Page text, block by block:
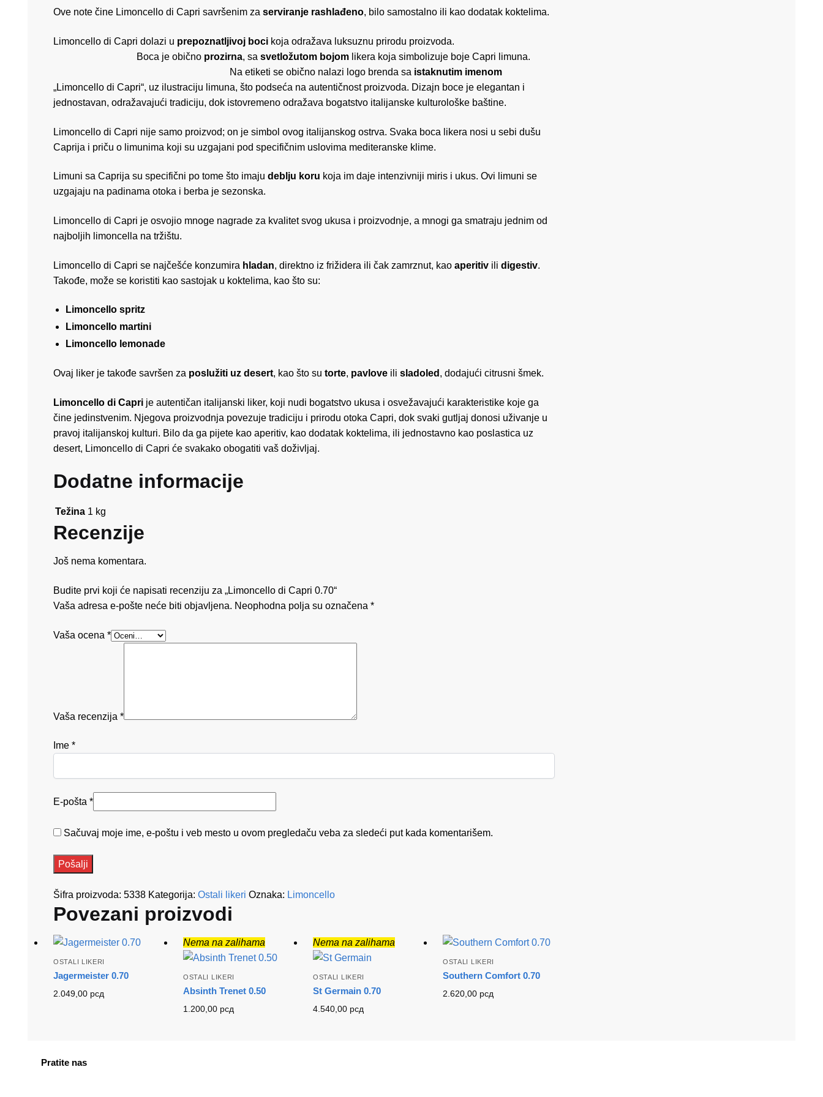
Ove note čine Limoncello di Capri savršenim za serviranje rashlađeno, bilo samostalno ili kao dodatak koktelima.
Limoncello di Capri dolazi u prepoznatljivoj boci koja odražava luksuznu prirodu proizvoda.
Boca je obično prozirna, sa svetložutom bojom likera koja simbolizuje boje Capri limuna.
Na etiketi se obično nalazi logo brenda sa istaknutim imenom
„Limoncello di Capri“, uz ilustraciju limuna, što podseća na autentičnost proizvoda. Dizajn boce je elegantan i
jednostavan, odražavajući tradiciju, dok istovremeno odražava bogatstvo italijanske kulturološke baštine.
Limoncello di Capri nije samo proizvod; on je simbol ovog italijanskog ostrva. Svaka boca likera nosi u sebi dušu
Caprija i priču o limunima koji su uzgajani pod specifičnim uslovima mediteranske klime.
Limuni sa Caprija su specifični po tome što imaju deblju koru koja im daje intenzivniji miris i ukus. Ovi limuni se
uzgajaju na padinama otoka i berba je sezonska.
Limoncello di Capri je osvojio mnoge nagrade za kvalitet svog ukusa i proizvodnje, a mnogi ga smatraju jednim od
najboljih limoncella na tržištu.
Limoncello di Capri se najčešće konzumira hladan, direktno iz frižidera ili čak zamrznut, kao aperitiv ili digestiv.
Takođe, može se koristiti kao sastojak u koktelima, kao što su:
Limoncello spritz
Limoncello martini
Limoncello lemonade
Ovaj liker je takođe savršen za poslužiti uz desert, kao što su torte, pavlove ili sladoled , dodajući citrusni šmek.
Limoncello di Capri je autentičan italijanski liker, koji nudi bogatstvo ukusa i osvežavajući karakteristike koje ga
čine jedinstvenim. Njegova proizvodnja povezuje tradiciju i prirodu otoka Capri, dok svaki gutljaj donosi uživanje u
pravoj italijanskoj kulturi. Bilo da ga pijete kao aperitiv, kao dodatak koktelima, ili jednostavno kao poslastica uz
desert, Limoncello di Capri će svakako obogatiti vaš doživljaj.
Dodatne informacije
Težina 1 kg
Recenzije
Još nema komentara.
Budite prvi koji će napisati recenziju za „Limoncello di Capri 0.70“
Vaša adresa e-pošte neće biti objavljena. Neophodna polja su označena *
Vaša ocena *
Vaša recenzija *
Ime *
E-pošta *
Sačuvaj moje ime, e-poštu i veb mesto u ovom pregledaču veba za sledeći put kada komentarišem.
Šifra proizvoda: 5338 Kategorija: Ostali likeri Oznaka: Limoncello
Povezani proizvodi
OSTALI LIKERI
Jagermeister 0.70
2.049,00 рсд
Nema na zalihama
OSTALI LIKERI
Absinth Trenet 0.50
1.200,00 рсд
Nema na zalihama
OSTALI LIKERI
St Germain 0.70
4.540,00 рсд
OSTALI LIKERI
Southern Comfort 0.70
2.620,00 рсд
Pratite nas